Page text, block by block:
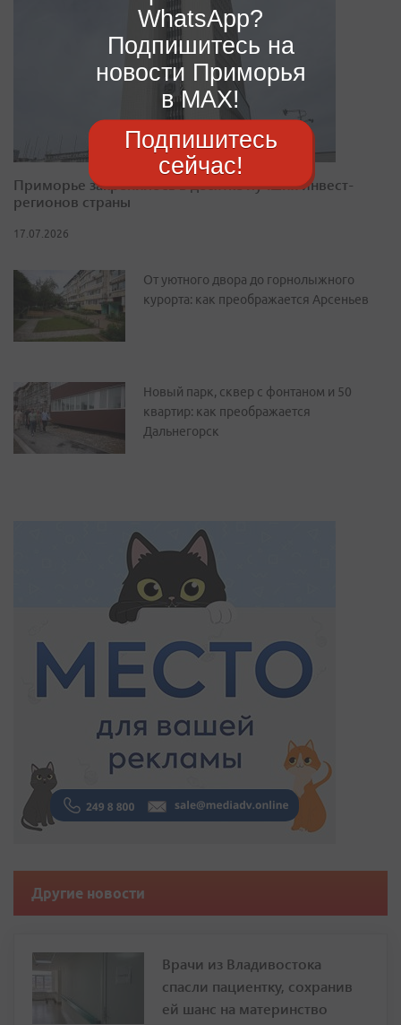
Приморье закрепилось в десятке лучших инвест-
регионов страны
17.07.2026
От уютного двора до горнолыжного
курорта: как преображается Арсеньев
Новый парк, сквер с фонтаном и 50
квартир: как преображается
Дальнегорск
Другие новости
Врачи из Владивостока
спасли пациентку, сохранив
ей шанс на материнство
WhatsApp?
Подпишитесь на
новости Приморья
в MAX!
Подпишитесь
сейчас!